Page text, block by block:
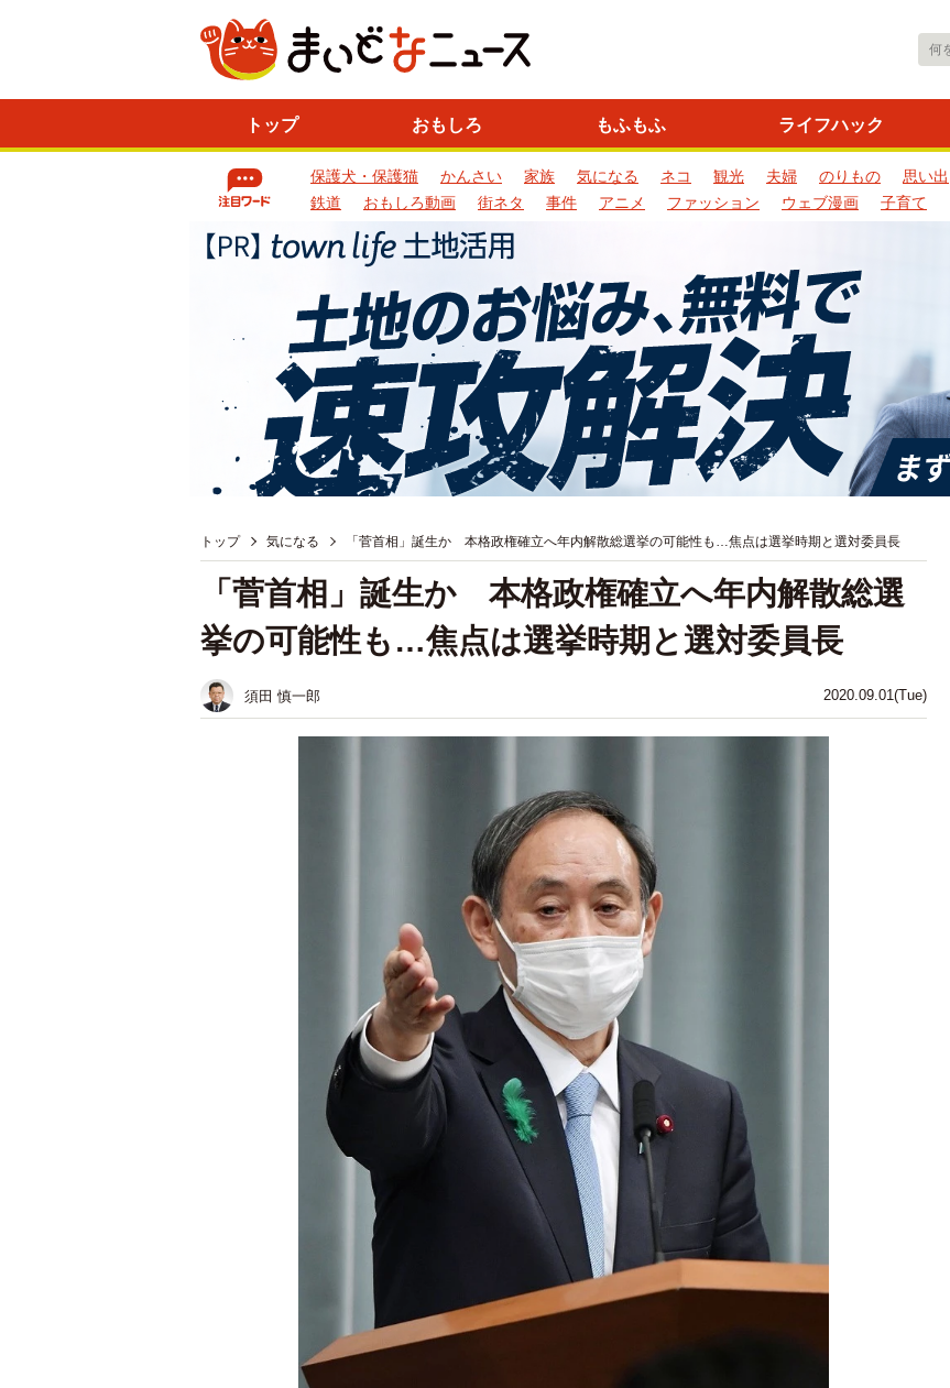
トップ おもしろ もふもふ ライフハック
保護犬・保護猫 かんさい 家族 気になる ネコ 観光 夫婦 のりもの 思い出
鉄道
おもしろ動画 街ネタ 事件 アニメ ファッション ウェブ漫画 子育て
トップ 気になる 「菅首相」誕生か 本格政権確立へ年内解散総選挙の可能性も…焦点は選挙時期と選対委員長
2020.09.01(Tue)
「菅首相」誕生か 本格政権確立へ年内解散総選
挙の可能性も…焦点は選挙時期と選対委員長
須田 慎一郎